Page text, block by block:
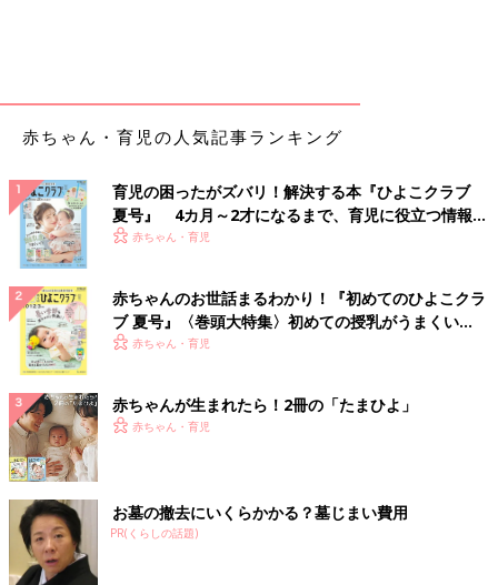
赤ちゃんの鼻は硬いッ！！ことが判明！！
生まれたての息子が可愛すぎて鼻をツンツンしてみたら
実際鼻が埋もれて窒息しないように鼻が硬くなっているという説
も…？？？理にかなっているッ！
ちゃんと意味があるんですね。
１歳になる頃にはプニプニになっていました。それはそれでプニ
プニしたくなるッ！
ほっぺたは生まれてからずっと安定のプニプニ。
息子〜〜ッ！プニプニさせて〜〜！！
赤ちゃん・育児の人気記事ランキング
育児の困ったがズバリ！解決する本『ひよこクラブ
夏号』 4カ月～2才になるまで、育児に役立つ情報が
いっぱい！
赤ちゃん・育児
赤ちゃんのお世話まるわかり！『初めてのひよこクラ
ブ 夏号』〈巻頭大特集〉初めての授乳がうまくい
く！ おっぱい・ミルクの基本と夏のトラブル 解決テ
赤ちゃん・育児
赤ちゃんが生まれたら！2冊の「たまひよ」
赤ちゃん・育児
お墓の撤去にいくらかかる？墓じまい費用
PR(くらしの話題)